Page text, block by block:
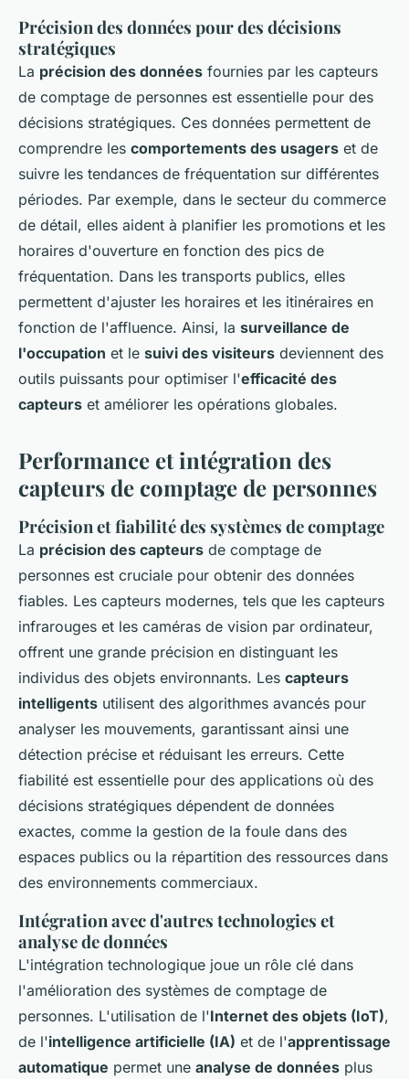
Précision des données pour des décisions
stratégiques
La précision des données fournies par les capteurs
de comptage de personnes est essentielle pour des
décisions stratégiques. Ces données permettent de
comprendre les comportements des usagers et de
suivre les tendances de fréquentation sur différentes
périodes. Par exemple, dans le secteur du commerce
de détail, elles aident à planifier les promotions et les
horaires d'ouverture en fonction des pics de
fréquentation. Dans les transports publics, elles
permettent d'ajuster les horaires et les itinéraires en
fonction de l'affluence. Ainsi, la surveillance de
l'occupation et le suivi des visiteurs deviennent des
outils puissants pour optimiser l'efficacité des
capteurs et améliorer les opérations globales.
Performance et intégration des
capteurs de comptage de personnes
Précision et fiabilité des systèmes de comptage
La précision des capteurs de comptage de
personnes est cruciale pour obtenir des données
fiables. Les capteurs modernes, tels que les capteurs
infrarouges et les caméras de vision par ordinateur,
offrent une grande précision en distinguant les
individus des objets environnants. Les capteurs
intelligents utilisent des algorithmes avancés pour
analyser les mouvements, garantissant ainsi une
détection précise et réduisant les erreurs. Cette
fiabilité est essentielle pour des applications où des
décisions stratégiques dépendent de données
exactes, comme la gestion de la foule dans des
espaces publics ou la répartition des ressources dans
des environnements commerciaux.
Intégration avec d'autres technologies et
analyse de données
L'intégration technologique joue un rôle clé dans
l'amélioration des systèmes de comptage de
personnes. L'utilisation de l'Internet des objets (IoT),
de l'intelligence artificielle (IA) et de l'apprentissage
automatique permet une analyse de données plus